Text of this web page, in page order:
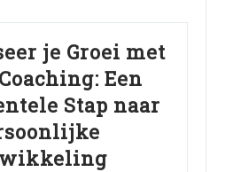
je Groei met
Een
Stap naar